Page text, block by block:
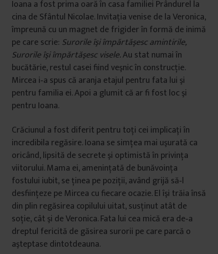
Ioana a fost prima oară în casa familiei Prândurel la
cina de Sfântul Nicolae. Invitaţia venise de la Veronica,
împreună cu un magnet de frigider în formă de inimă
pe care scrie: Surorile îşi împărtăşesc amintirile,
Surorile îşi împărtăşesc visele.Au stat numai în
bucătărie, restul casei fiind veşnic în construcţie.
Mircea i‐a spus că aranja etajul pentru fata lui şi
pentru familia ei. Apoi a glumit că ar fi fost loc şi
pentru Ioana.
Crăciunul a fost diferit pentru toţi cei implicaţi în
incredibila regăsire. Ioana se simţea mai uşurată ca
oricând, lipsită de secrete şi optimistă în privinţa
viitorului. Mama ei, ameninţată de bunăvoinţa
fostului iubit, se ţinea pe poziţii, având grijă să‐l
desfiinţeze pe Mircea cu fiecare ocazie. El îşi trăia însă
din plin regăsirea copilului uitat, susţinut atât de
soţie, cât şi de Veronica. Fata lui cea mică era de‐a
dreptul fericită de găsirea surorii pe care parcă o
aşteptase dintotdeauna.